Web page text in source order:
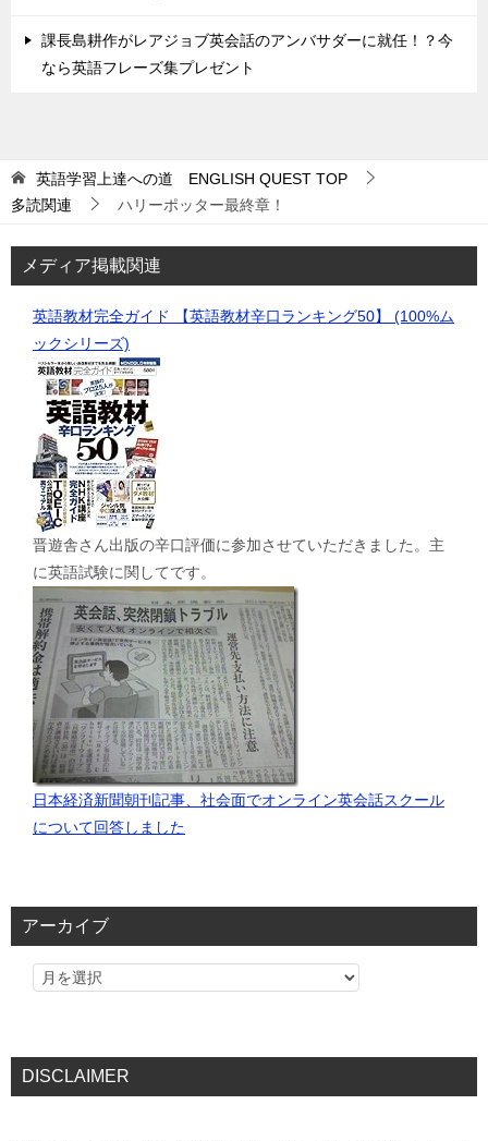
課長島耕作がレアジョブ英会話のアンバサダーに就任！？今
なら英語フレーズ集プレゼント
英語学習上達への道 ENGLISH QUEST TOP
多読関連
ハリーポッター最終章！
メディア掲載関連
英語教材完全ガイド 【英語教材辛口ランキング50】 (100%ム
ックシリーズ)
晋遊舎さん出版の辛口評価に参加させていただきました。主
に英語試験に関してです。
日本経済新聞朝刊記事、社会面でオンライン英会話スクール
について回答しました
アーカイブ
DISCLAIMER